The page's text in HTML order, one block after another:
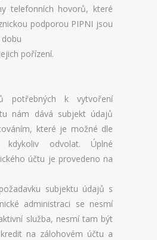
telefonních hovorů, které
podporou PIPNI jsou
pořízení.
potřebných k vytvoření
nám dává subjekt údajů
které je možné dle
kdykoliv odvolat. Úplné
účtu je provedeno na
subjektu údajů s
administraci se nesmí
služba, nesmí tam být
na zálohovém účtu a